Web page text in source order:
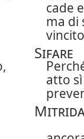
cade
ma di
Sifare
atto